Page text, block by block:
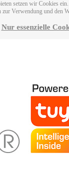
setzen wir Cookies
zur Verwendung und den
Nur essenzielle